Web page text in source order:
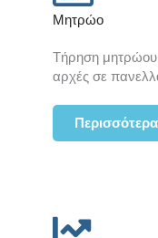
Μητρώο
Τήρηση μητρώου
αρχές σε